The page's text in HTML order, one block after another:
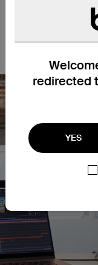
redirected
YES
合計最大146W
機器に最大50W
適な電力配分と
す。